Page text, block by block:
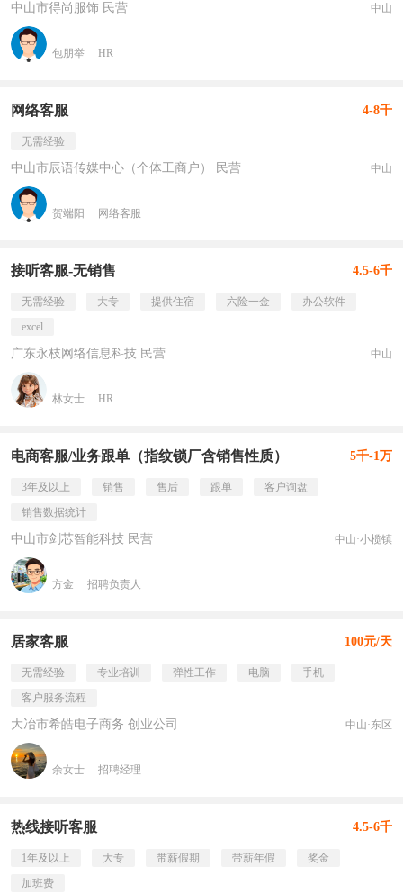
中山市得尚服饰 民营 中山
包朋举 HR
网络客服 4-8千
无需经验
中山市辰语传媒中心（个体工商户） 民营 中山
贺端阳 网络客服
接听客服-无销售 4.5-6千
无需经验 大专 提供住宿 六险一金
办公软件
excel
广东永枝网络信息科技 民营 中山
林女士 HR
电商客服/业务跟单（指纹锁厂含销售性质） 5千-1万
3年及以上 销售 售后 跟单
客户询盘
销售数据统计
中山市剑芯智能科技 民营 中山·小榄镇
方金 招聘负责人
居家客服 100元/天
无需经验 专业培训 弹性工作 电脑
手机
客户服务流程
大冶市希皓电子商务 创业公司 中山·东区
余女士 招聘经理
热线接听客服 4.5-6千
1年及以上 大专 带薪假期 带薪年假
奖金
加班费